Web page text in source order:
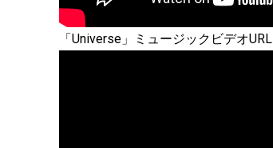
「Universe」ミュージックビデオURL